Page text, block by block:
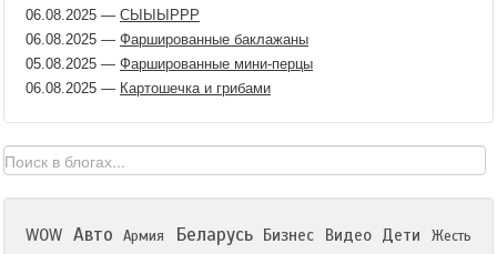
06.08.2025 — СЫЫЫРРР
06.08.2025 — Фаршированные баклажаны
05.08.2025 — Фаршированные мини-перцы
06.08.2025 — Картошечка и грибами
WOW Авто Армия Беларусь Бизнес Видео Дети
Жесть